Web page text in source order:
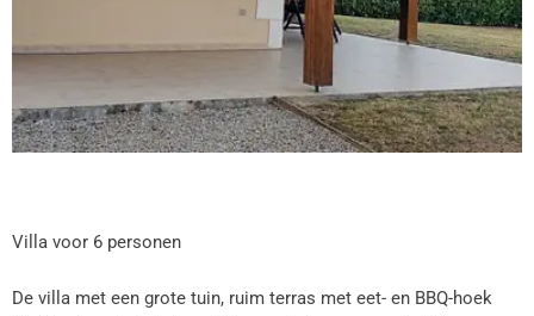
Villa voor 6 personen
De villa met een grote tuin, ruim terras met eet- en BBQ-hoek